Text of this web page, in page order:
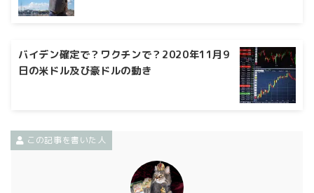
バイデン確定で？ワクチンで？2020年11月9
日の米ドル及び豪ドルの動き
この記事を書いた人